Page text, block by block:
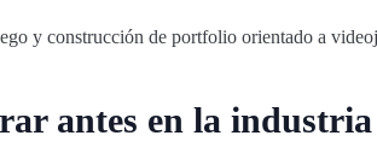
y construcción de portfolio orientado a
antes en la industria